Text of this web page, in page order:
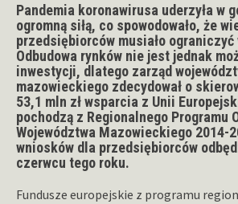
Pandemia koronawirusa uderzyła w
ogromną siłą, co spowodowało, że
przedsiębiorców musiało
Odbudowa rynków nie jest jednak
inwestycji, dlatego zarząd
mazowieckiego zdecydował o
53,1 mln zł wsparcia z Unii
pochodzą z Regionalnego Programu
Województwa Mazowieckiego 2014-
wniosków dla przedsiębiorców
czerwcu tego roku.
Fundusze europejskie z programu